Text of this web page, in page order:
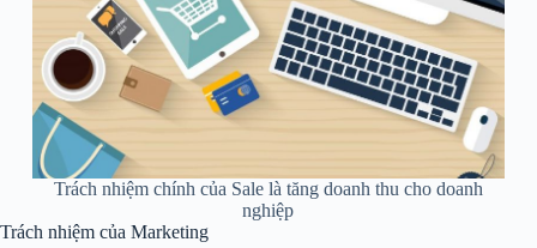
Trách nhiệm chính của Sale là tăng doanh thu cho doanh
nghiệp
Trách nhiệm của Marketing